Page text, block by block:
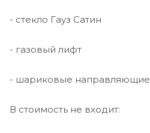
- стекло Гауз Сатин
- газовый лифт
- шариковые направляющие
В стоимость не входит: